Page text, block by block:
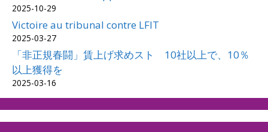
2025-10-29
Victoire au tribunal contre LFIT
2025-03-27
「非正規春闘」賃上げ求めスト 10社以上で、10％
以上獲得を
2025-03-16